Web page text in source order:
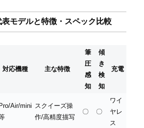
モデルと特徴・スペック比較
対応機種 主な特徴
筆
圧
感
知
傾
き
検
知
充電
Pro/Air/mini スクイーズ操
作/高精度描写
〇 〇
ワイ
ヤレ
ス